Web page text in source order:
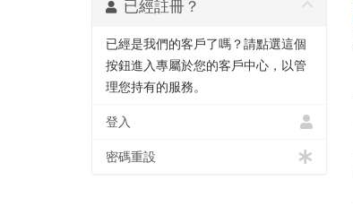
已經註冊？
已經是我們的客戶了嗎？請點選這個
按鈕進入專屬於您的客戶中心，以管
理您持有的服務。
登入
密碼重設